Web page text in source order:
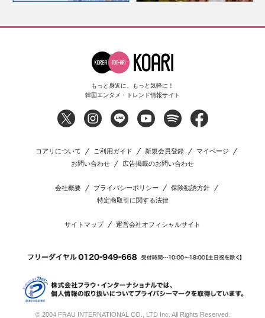
もっと身近に、もっと気軽に！
韓国エンタメ・トレンド情報サイト
コアリについて ご利用ガイド 新規会員登録
マイページ
お問い合わせ
広告掲載のお問い合わせ
会社概要 プライバシーポリシー
保険勧誘方針
特定商取引に関する法律
サイトマップ 運営会社オフィシャルサイト
© 2004 FRAU INTERNATIONAL CO., LTD Inc. All Rights Reserved.